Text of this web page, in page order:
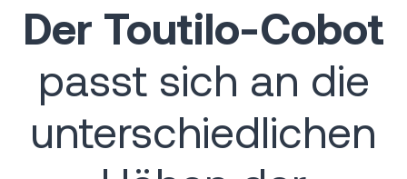
Der Toutilo-Cobot
passt sich an die
unterschiedlichen